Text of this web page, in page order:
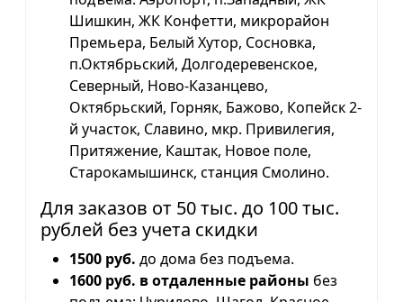
Шишкин, ЖК Конфетти, микрорайон
Премьера, Белый Хутор, Сосновка,
п.Октябрьский, Долгодеревенское,
Северный, Ново-Казанцево,
Октябрьский, Горняк, Бажово, Копейск 2-
й участок, Славино, мкр. Привилегия,
Притяжение, Каштак, Новое поле,
Старокамышинск, станция Смолино.
Для заказов от 50 тыс. до 100 тыс.
рублей без учета скидки
1500 руб. до дома без подъема.
1600 руб. в отдаленные районы без